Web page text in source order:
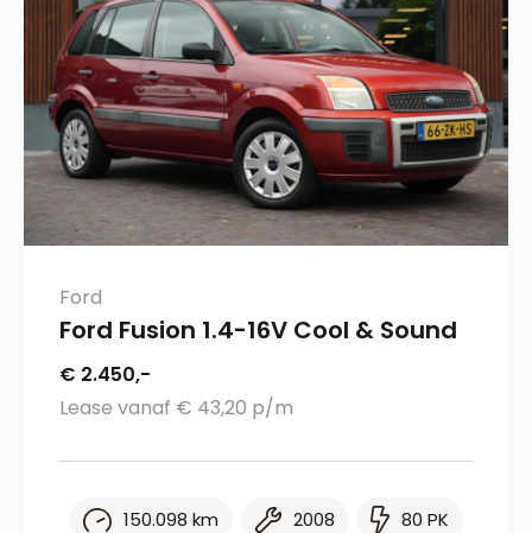
Ford
Ford Fusion 1.4-16V Cool & Sound
€ 2.450,-
Lease vanaf € 43,20 p/m
150.098 km 2008 80 PK